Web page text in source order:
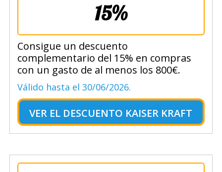
15%
Consigue un descuento
complementario del 15% en compras
con un gasto de al menos los 800€.
Válido hasta el 30/06/2026.
VER EL DESCUENTO KAISER KRAFT